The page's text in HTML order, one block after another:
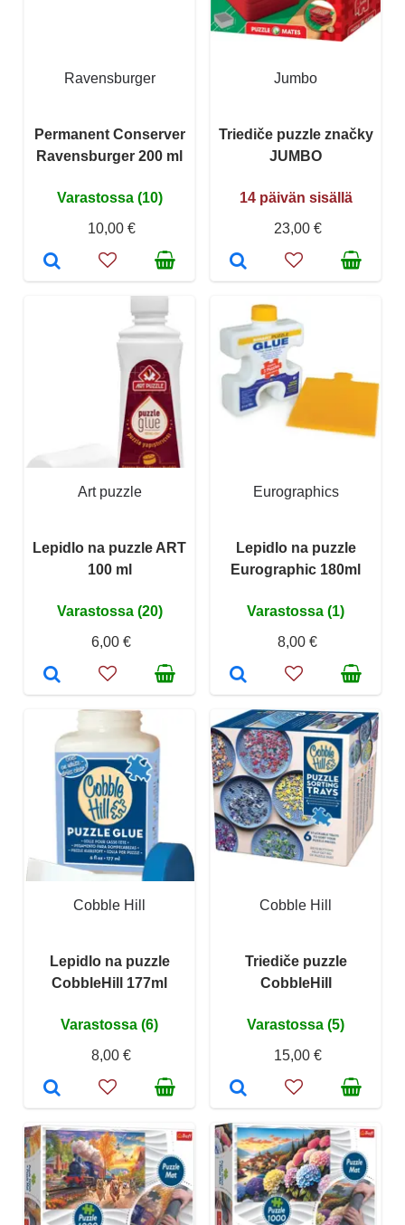
Ravensburger
Permanent Conserver
Ravensburger 200 ml
Varastossa (10)
10,00 €
Jumbo
Triediče puzzle značky
JUMBO
14 päivän sisällä
23,00 €
Art puzzle
Lepidlo na puzzle ART
100 ml
Varastossa (20)
6,00 €
Eurographics
Lepidlo na puzzle
Eurographic 180ml
Varastossa (1)
8,00 €
Cobble Hill
Lepidlo na puzzle
CobbleHill 177ml
Varastossa (6)
8,00 €
Cobble Hill
Triediče puzzle
CobbleHill
Varastossa (5)
15,00 €